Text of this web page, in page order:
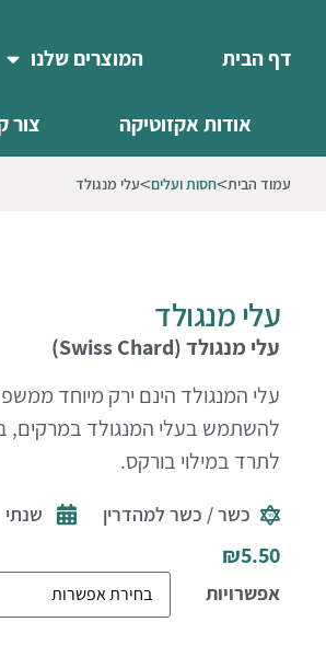
דף הבית המוצרים שלנו
אודות אקזוטיקה צור
עמוד הבית חסות ועלים עלי מנגולד
עלי מנגולד
עלי מנגולד(Swiss Chard)
עלי המנגולד הינם ירק מיוחד
להשתמש בעלי המנגולד במרקים,
לתרד במילוי בורקס.
כשר / כשר למהדרין שנתי
₪5.50
אפשרויות